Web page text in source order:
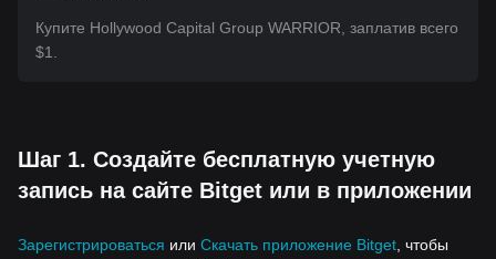
Купите Hollywood Capital Group WARRIOR, заплатив всего
$1.
Шаг 1. Создайте бесплатную учетную
запись на сайте Bitget или в приложении
Зарегистрироваться или Скачать приложение Bitget , чтобы